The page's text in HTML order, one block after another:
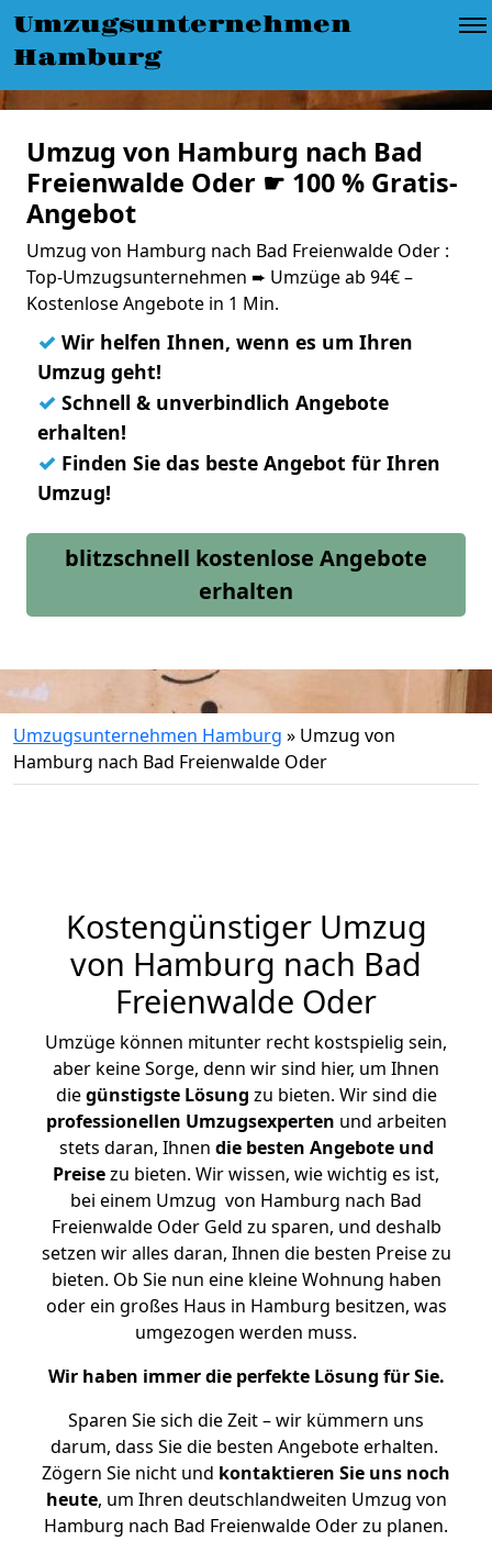
Umzugsunternehmen
Hamburg
Umzug von Hamburg nach Bad
Freienwalde Oder ☛ 100 % Gratis-
Angebot
Umzug von Hamburg nach Bad Freienwalde Oder :
Top-Umzugsunternehmen ➨ Umzüge ab 94€ –
Kostenlose Angebote in 1 Min.
✓ Wir helfen Ihnen, wenn es um Ihren
Umzug geht!
✓ Schnell & unverbindlich Angebote
erhalten!
✓ Finden Sie das beste Angebot für Ihren
Umzug!
blitzschnell kostenlose Angebote
erhalten
Umzugsunternehmen Hamburg » Umzug von
Hamburg nach Bad Freienwalde Oder
Kostengünstiger Umzug
von Hamburg nach Bad
Freienwalde Oder
Umzüge können mitunter recht kostspielig sein,
aber keine Sorge, denn wir sind hier, um Ihnen
diegünstigste Lösung zu bieten. Wir sind die
professionellen Umzugsexperten und arbeiten
stets daran, Ihnen die besten Angebote und
Preisezu bieten. Wir wissen, wie wichtig es ist,
bei einem Umzug von Hamburg nach Bad
Freienwalde Oder Geld zu sparen, und deshalb
setzen wir alles daran, Ihnen die besten Preise zu
bieten. Ob Sie nun eine kleine Wohnung haben
oder ein großes Haus in Hamburg besitzen, was
umgezogen werden muss.
Wir haben immer die perfekte Lösung für Sie.
Sparen Sie sich die Zeit – wir kümmern uns
darum, dass Sie die besten Angebote erhalten.
Zögern Sie nicht und kontaktieren Sie uns noch
heute, um Ihren deutschlandweiten Umzug von
Hamburg nach Bad Freienwalde Oder zu planen.